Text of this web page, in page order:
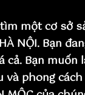
một cơ sở
NỘI. Bạn
cả. Bạn muốn
và phong